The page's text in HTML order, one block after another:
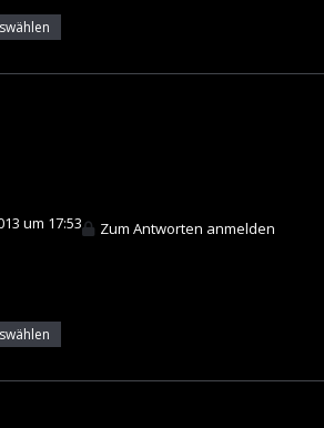
um 17:53 Zum Antworten anmelden